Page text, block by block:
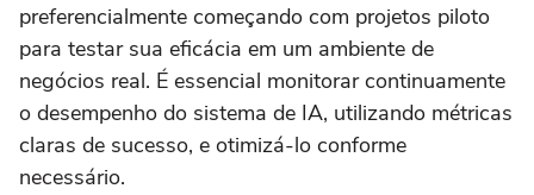
preferencialmente começando com projetos piloto
para testar sua eficácia em um ambiente de
negócios real. É essencial monitorar continuamente
o desempenho do sistema de IA, utilizando métricas
claras de sucesso, e otimizá-lo conforme
necessário.